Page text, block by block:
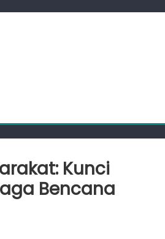
Kunci
Bencana